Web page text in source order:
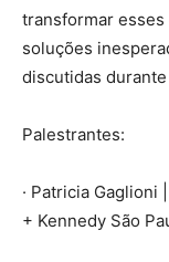
transformar
soluções
discutidas
Palestrantes:
· Patricia Gaglioni
+ Kennedy São